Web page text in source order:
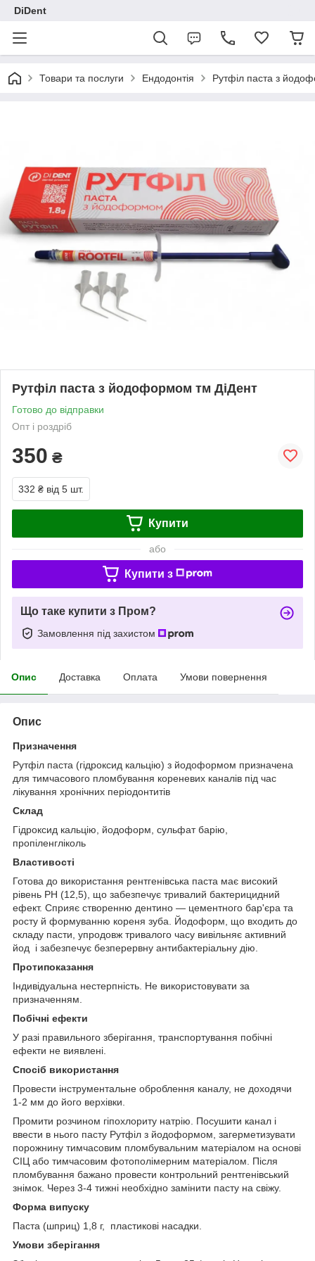
DiDent
Товари та послуги Ендодонтія Рутфіл паста з
Рутфіл паста з йодоформом тм ДіДент
Готово до відправки
Опт і роздріб
350 ₴
332 ₴ від 5 шт.
Купити
або
Купити з
Що таке купити з Пром?
Замовлення під захистом
Опис Доставка Оплата Умови повернення
Опис
Призначення
Рутфіл паста (гідроксид кальцію) з йодоформом призначена
для тимчасового пломбування кореневих каналів під час
лікування хронічних періодонтитів
Склад
Гідроксид кальцію, йодоформ, сульфат барію,
пропіленгліколь
Властивості
Готова до використання рентгенівська паста має високий
рівень PH (12,5), що забезпечує тривалий бактерицидний
ефект. Сприяє створенню дентино — цементного бар'єра та
росту й формуванню кореня зуба. Йодоформ, що входить до
складу пасти, упродовж тривалого часу вивільняє активний
йод і забезпечує безперервну антибактеріальну дію.
Протипоказання
Індивідуальна нестерпність. Не використовувати за
призначенням.
Побічні ефекти
У разі правильного зберігання, транспортування побічні
ефекти не виявлені.
Спосіб використання
Провести інструментальне оброблення каналу, не доходячи
1-2 мм до його верхівки.
Промити розчином гіпохлориту натрію. Посушити канал і
ввести в нього пасту Рутфіл з йодоформом, загерметизувати
порожнину тимчасовим пломбувальним матеріалом на основі
СІЦ або тимчасовим фотополімерним матеріалом. Після
пломбування бажано провести контрольний рентгенівський
знімок. Через 3-4 тижні необхідно замінити пасту на свіжу.
Форма випуску
Паста (шприц) 1,8 г, пластикові насадки.
Умови зберігання